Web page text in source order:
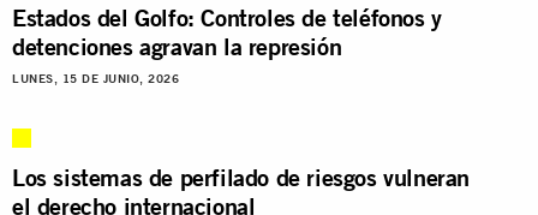
Estados del Golfo: Controles de teléfonos y
detenciones agravan la represión
LUNES, 15 DE JUNIO, 2026
Los sistemas de perfilado de riesgos vulneran
el derecho internacional